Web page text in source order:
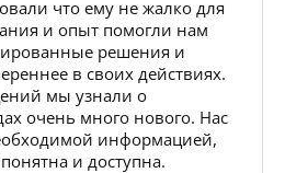
что ему не жалко для
и опыт помогли нам
решения и
в своих действиях.
мы узнали о
очень много нового. Нас
информацией,
и доступна.